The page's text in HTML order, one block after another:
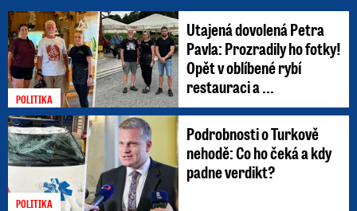
POLITIKA
Utajená dovolená Petra
Pavla: Prozradily ho fotky!
Opět v oblíbené rybí
restauraci a ...
POLITIKA
Podrobnosti o Turkově
nehodě: Co ho čeká a kdy
padne verdikt?